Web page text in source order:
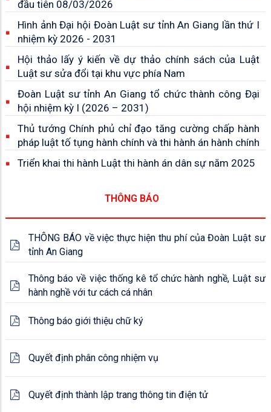
đầu tiên 08/03/2026
Hình ảnh Đại hội Đoàn Luật sư tỉnh An Giang lần thứ I
nhiệm kỳ 2026 - 2031
Hội thảo lấy ý kiến về dự thảo chính sách của Luật
Luật sư sửa đổi tại khu vực phía Nam
Đoàn Luật sư tỉnh An Giang tổ chức thành công Đại
hội nhiệm kỳ I (2026 – 2031)
Thủ tướng Chính phủ chỉ đạo tăng cường chấp hành
pháp luật tố tụng hành chính và thi hành án hành chính
Triển khai thi hành Luật thi hành án dân sự năm 2025
THÔNG BÁO
THÔNG BÁO về việc thực hiện thu phí của Đoàn Luật sư
tỉnh An Giang
Thông báo về việc thống kê tổ chức hành nghề, Luật sư
hành nghề với tư cách cá nhân
Thông báo giới thiệu chữ ký
Quyết định phân công nhiệm vụ
Quyết định thành lập trang thông tin điện tử